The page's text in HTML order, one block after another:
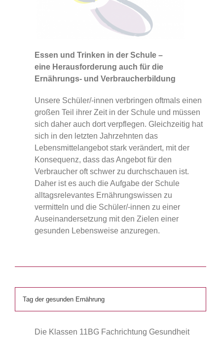
Essen und Trinken in der Schule –
eine Herausforderung auch für die
Ernährungs- und Verbraucherbildung
Unsere Schüler/-innen verbringen oftmals einen
großen Teil ihrer Zeit in der Schule und müssen
sich daher auch dort verpflegen. Gleichzeitig hat
sich in den letzten Jahrzehnten das
Lebensmittelangebot stark verändert, mit der
Konsequenz, dass das Angebot für den
Verbraucher oft schwer zu durchschauen ist.
Daher ist es auch die Aufgabe der Schule
alltagsrelevantes Ernährungswissen zu
vermitteln und die Schüler/-innen zu einer
Auseinandersetzung mit den Zielen einer
gesunden Lebensweise anzuregen.
Tag der gesunden Ernährung
Die Klassen 11BG Fachrichtung Gesundheit